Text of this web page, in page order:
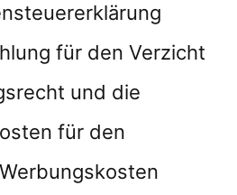
für den Verzicht
und die
für den